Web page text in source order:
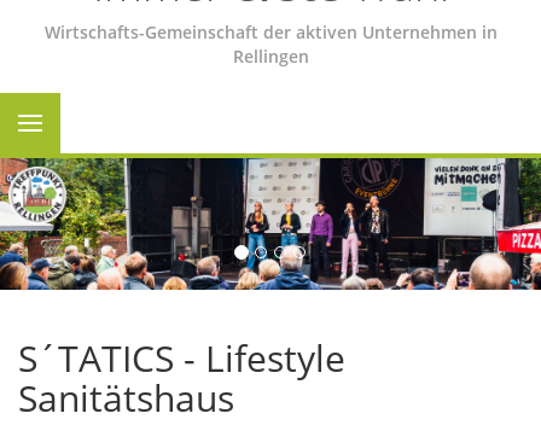
Wirtschafts-Gemeinschaft der aktiven Unternehmen in
Rellingen
S´TATICS - Lifestyle
Sanitätshaus